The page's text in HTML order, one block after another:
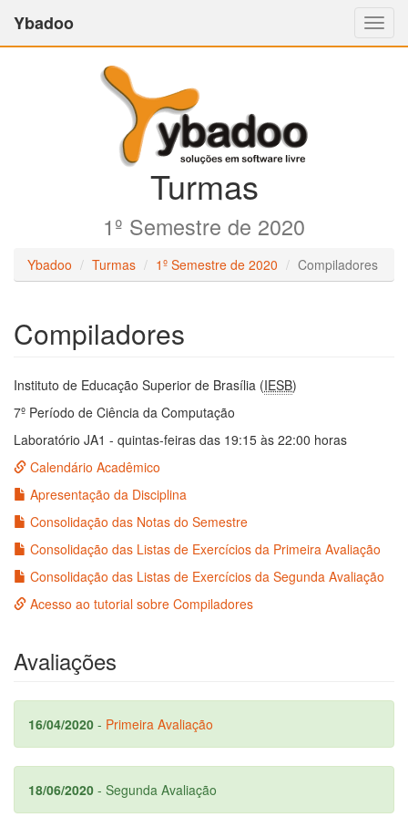
Ybadoo
Turmas
1º Semestre de 2020
Ybadoo Turmas 1º Semestre de 2020 Compiladores
Compiladores
Instituto de Educação Superior de Brasília (IESB)
7º Período de Ciência da Computação
Laboratório JA1 - quintas-feiras das 19:15 às 22:00 horas
Calendário Acadêmico
Apresentação da Disciplina
Consolidação das Notas do Semestre
Consolidação das Listas de Exercícios da Primeira Avaliação
Consolidação das Listas de Exercícios da Segunda Avaliação
Acesso ao tutorial sobre Compiladores
Avaliações
16/04/2020 - Primeira Avaliação
18/06/2020 - Segunda Avaliação